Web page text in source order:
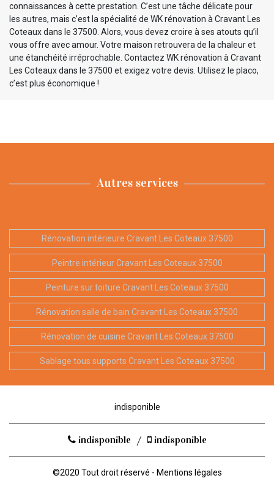
connaissances à cette prestation. C’est une tâche délicate pour
les autres, mais c’est la spécialité de WK rénovation à Cravant Les
Coteaux dans le 37500. Alors, vous devez croire à ses atouts qu’il
vous offre avec amour. Votre maison retrouvera de la chaleur et
une étanchéité irréprochable. Contactez WK rénovation à Cravant
Les Coteaux dans le 37500 et exigez votre devis. Utilisez le placo,
c’est plus économique !
Autres services
Rénovation intérieure Cravant Les Coteaux 37500
Peintre intérieur Cravant Les Coteaux 37500
Peinture sur toiture Cravant Les Coteaux 37500
Rénovation salle de bain Cravant Les Coteaux 37500
Rénovation de cuisine Cravant Les Coteaux 37500
Sablage tous supports Cravant Les Coteaux 37500
indisponible
indisponible / indisponible
©2020 Tout droit réservé - Mentions légales